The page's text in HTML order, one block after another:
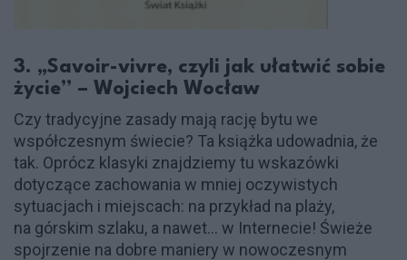
3. „Savoir-vivre, czyli jak ułatwić sobie
życie” – Wojciech Wocław
Czy tradycyjne zasady mają rację bytu we
współczesnym świecie? Ta książka udowadnia, że
tak. Oprócz klasyki znajdziemy tu wskazówki
dotyczące zachowania w mniej oczywistych
sytuacjach i miejscach: na przykład na plaży,
na górskim szlaku, a nawet… w Internecie! Świeże
spojrzenie na dobre maniery w nowoczesnym